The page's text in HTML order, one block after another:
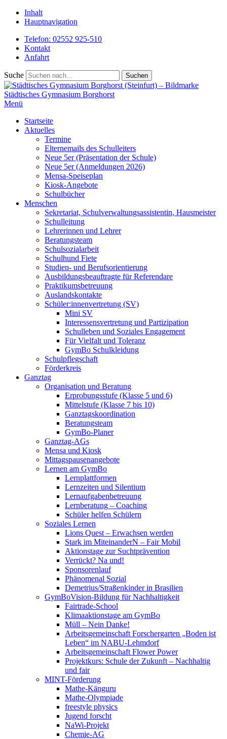
Inhalt
Hauptnavigation
Telefon: 02552 925-510
Kontakt
Anfahrt
Suche
Städtisches Gymnasium Borghorst
Menü
Startseite
Aktuelles
Termine
Elternemails des Schulleiters
Neue 5er (Präsentation der Schule)
Neue 5er (Anmeldungen 2026)
Mensa-Speiseplan
Kiosk-Angebote
Schulbücher
Menschen
Sekretariat, Schulverwaltungsassistentin, Hausmeister
Schulleitung
Lehrerinnen und Lehrer
Beratungsteam
Schulsozialarbeit
Schulhund Fiete
Studien- und Berufsorientierung
Ausbildungsbeauftragte für Referendare
Praktikumsbetreuung
Auslandskontakte
Schüler:innenvertretung (SV)
Mini SV
Interessensvertretung und Partizipation
Schulleben und Soziales Engagement
Für Vielfalt und Toleranz
GymBo Schulkleidung
Schulpflegschaft
Förderkreis
Ganztag
Organisation und Beratung
Erprobungsstufe (Klasse 5 und 6)
Mittelstufe (Klasse 7 bis 10)
Ganztagskoordination
Beratungsteam
GymBo-Planer
Ganztag-AGs
Mensa und Kiosk
Mittagspausenangebote
Lernen am GymBo
Lernplattformen
Lernzeiten und Silentium
Lernaufgabenbetreuung
Lernberatung – Coaching
Schüler helfen Schülern
Soziales Lernen
Lions Quest – Erwachsen werden
Stark im MiteinanderN – Fair Mobil
Aktionstage zur Suchtprävention
Verrückt? Na und!
Sponsorenlauf
Phänomenal Sozial
Demetrius/Straßenkinder in Brasilien
GymBoVision-Bildung für Nachhaltigkeit
Fairtrade-School
Klimaaktionstage am GymBo
Müll – Nein Danke!
Arbeitsgemeinschaft Forschergarten „Boden ist
Leben“ im NABU-Lehmdorf
Arbeitsgemeinschaft Flower Power
Projektkurs: Schule der Zukunft – Nachhaltig
und fair
MINT-Förderung
Mathe-Känguru
Mathe-Olympiade
freestyle physics
Jugend forscht
NaWi-Projekt
Chemie-AG